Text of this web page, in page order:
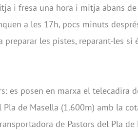
i fresa una hora i mitja abans de
a les 17h, pocs minuts
preparar les pistes, reparant-les si
es posen en marxa el telecadira
Pla de Masella (1.600m) amb la
de Pastors del Pla